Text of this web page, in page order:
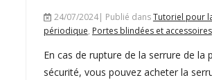
24/07/2024| Publié dansTutoriel pour
périodique, Portes blindées et accessoires
En cas de rupture de la serrure de la
sécurité, vous pouvez acheter la